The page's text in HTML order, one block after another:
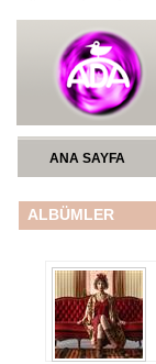
ANA SAYFA
ALBÜMLER